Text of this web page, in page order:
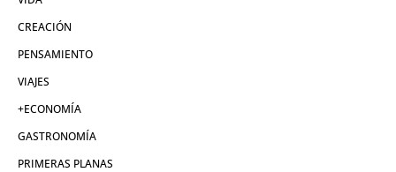
CREACIÓN
PENSAMIENTO
VIAJES
+ECONOMÍA
GASTRONOMÍA
PRIMERAS PLANAS